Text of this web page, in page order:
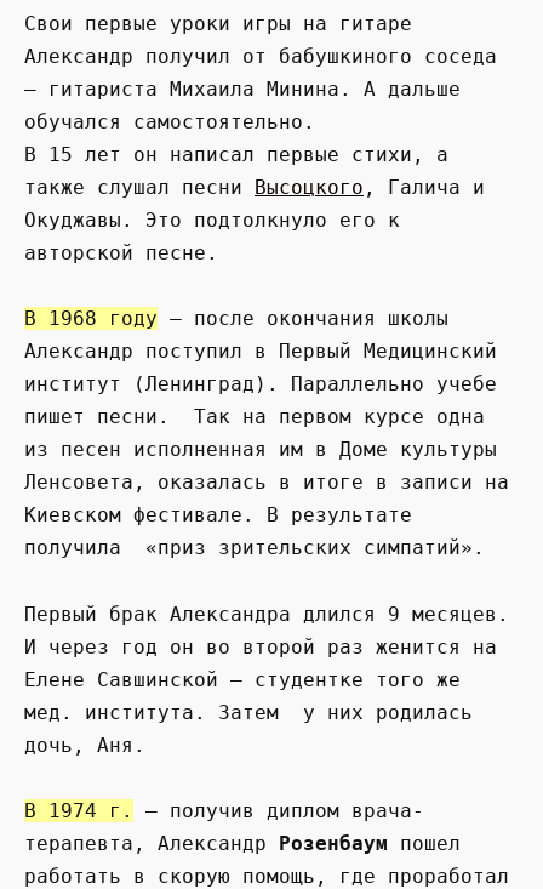
Свои первые уроки игры на гитаре
Александр получил от бабушкиного соседа
– гитариста Михаила Минина. А дальше
обучался самостоятельно.
В 15 лет он написал первые стихи, а
также слушал песни Высоцкого , Галича и
Окуджавы. Это подтолкнуло его к
авторской песне.
В 1968 году – после окончания школы
Александр поступил в Первый Медицинский
институт (Ленинград). Параллельно учебе
пишет песни. Так на первом курсе одна
из песен исполненная им в Доме культуры
Ленсовета, оказалась в итоге в записи на
Киевском фестивале. В результате
получила «приз зрительских симпатий».
Первый брак Александра длился 9 месяцев.
И через год он во второй раз женится на
Елене Савшинской – студентке того же
мед. института. Затем у них родилась
дочь, Аня.
В 1974 г.
– получив диплом врача-
терапевта, Александр Розенбаум пошел
работать в скорую помощь, где проработал